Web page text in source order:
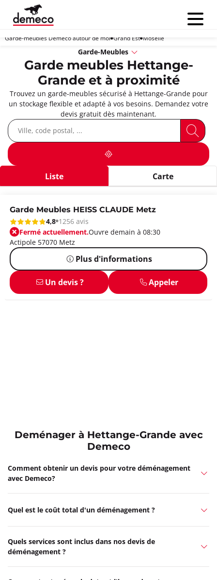
Menu
Garde-meubles Demeco autour de moi Grand Est Moselle
Garde-Meubles
Garde meubles Hettange-
Grande et à proximité
Trouvez un garde-meubles sécurisé à Hettange-Grande pour
un stockage flexible et adapté à vos besoins. Demandez votre
devis gratuit dès maintenant.
Liste Carte
Garde Meubles HEISS CLAUDE Metz
4,8 1256 avis
Fermé actuellement.Ouvre demain à 08:30
Actipole 57070 Metz
Plus d'informations
Un devis ? Appeler
Deménager à Hettange-Grande avec
Demeco
Comment obtenir un devis pour votre déménagement
avec Demeco?
Quel est le coût total d'un déménagement ?
Quels services sont inclus dans nos devis de
déménagement ?